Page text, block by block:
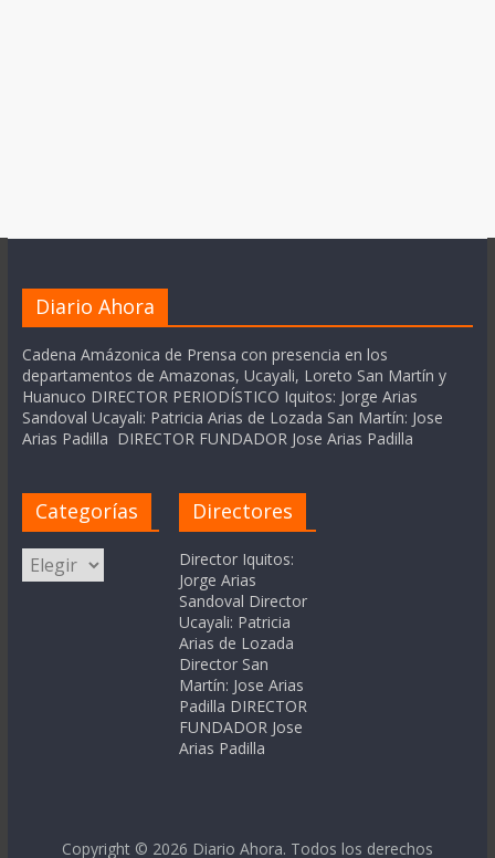
Diario Ahora
Cadena Amázonica de Prensa con presencia en los
departamentos de Amazonas, Ucayali, Loreto San Martín y
Huanuco DIRECTOR PERIODÍSTICO Iquitos: Jorge Arias
Sandoval Ucayali: Patricia Arias de Lozada San Martín: Jose
Arias Padilla DIRECTOR FUNDADOR Jose Arias Padilla
Categorías
Categorías
Directores
Director Iquitos:
Jorge Arias
Sandoval Director
Ucayali: Patricia
Arias de Lozada
Director San
Martín: Jose Arias
Padilla DIRECTOR
FUNDADOR Jose
Arias Padilla
Copyright © 2026 Diario Ahora. Todos los derechos